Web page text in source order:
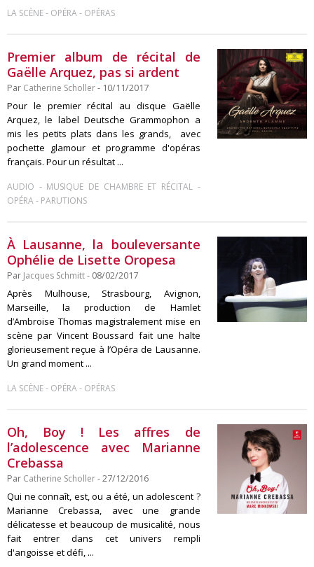
LA SCÈNE- OPÉRA- OPÉRAS
Premier album de récital de
Gaëlle Arquez, pas si ardent
Par Catherine Scholler- 10/11/2017
Pour le premier récital au disque Gaëlle
Arquez, le label Deutsche Grammophon a
mis les petits plats dans les grands, avec
pochette glamour et programme d'opéras
français. Pour un résultat ...
AUDIO - MUSIQUE DE CHAMBRE ET RÉCITAL-
OPÉRA- PARUTIONS
À Lausanne, la bouleversante
Ophélie de Lisette Oropesa
Par Jacques Schmitt- 08/02/2017
Après Mulhouse, Strasbourg, Avignon,
Marseille, la production de Hamlet
d’Ambroise Thomas magistralement mise en
scène par Vincent Boussard fait une halte
glorieusement reçue à l’Opéra de Lausanne.
Un grand moment ...
LA SCÈNE- OPÉRA- OPÉRAS
Oh, Boy ! Les affres de
l’adolescence avec Marianne
Crebassa
Par Catherine Scholler- 27/12/2016
Qui ne connaît, est, ou a été, un adolescent ?
Marianne Crebassa, avec une grande
délicatesse et beaucoup de musicalité, nous
fait entrer dans cet univers rempli
d'angoisse et défi, ...